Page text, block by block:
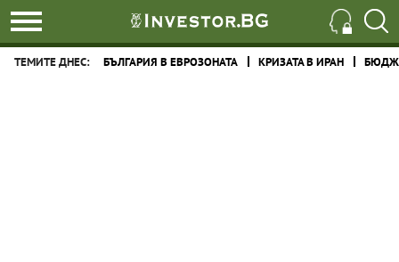
ТЕМИТЕ ДНЕС: БЪЛГАРИЯ В ЕВРОЗОНАТА КРИЗАТА В ИРАН